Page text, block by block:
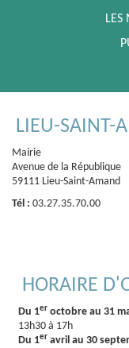
LES
LIEU-SAINT-
Mairie
Avenue de la République
59111 Lieu-Saint-Amand
Tél : 03.27.35.70.00
HORAIRE
Du 1er octobre au 31
13h30 à 17h
Du 1er avril au 30